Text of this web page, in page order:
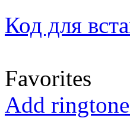
Код для
Favorites
Add